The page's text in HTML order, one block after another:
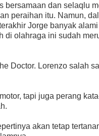
bersamaan dan selaqlu
peraihan itu. Namun,
Jorge banyak
di olahraga ini sudah
Doctor. Lorenzo salah
tapi juga perang
akan tetap